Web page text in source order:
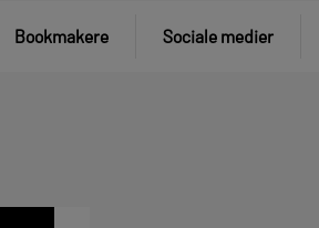
Bookmakere Sociale medier